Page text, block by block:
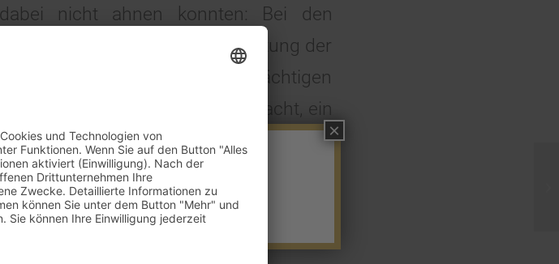
nicht ahnen konnten: Bei den
um Attrappen. Nach Auswertung der
konnten die beiden Verdächtigen
der 28-Jährige unter Verdacht, ein
dort unter anderem einen Laptop
der Wohnung seiner
sichergestellt, wodurch ihm
nachgewiesen werden konnte.
+ 5.8.
leider nicht statt.
×